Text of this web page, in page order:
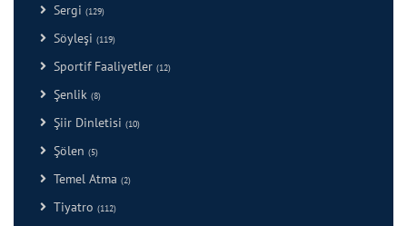
Sergi (129)
Söyleşi (119)
Sportif Faaliyetler (12)
Şenlik (8)
Şiir Dinletisi (10)
Şölen (5)
Temel Atma (2)
Tiyatro (112)